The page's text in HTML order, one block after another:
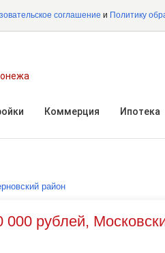
соглашение и Политику
Коммерция Ипотека
район
рублей,